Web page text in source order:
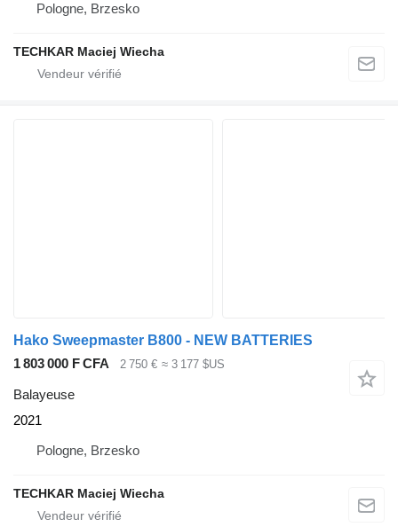
Pologne, Brzesko
TECHKAR Maciej Wiecha
Hako Sweepmaster B800 - NEW BATTERIES
1 803 000 F CFA
2 750 € ≈ 3 177 $US
Balayeuse
2021
Pologne, Brzesko
TECHKAR Maciej Wiecha